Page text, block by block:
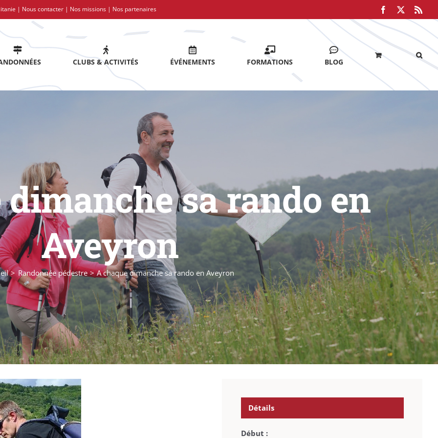
| Nous contacter | Nos missions | Nos partenaires Facebook
CLUBS & ACTIVITÉS ÉVÉNEMENTS FORMATIONS BLOG
sa rando en
Aveyron
Randonnée pédestre A chaque dimanche sa rando en Aveyron
Détails
Début :